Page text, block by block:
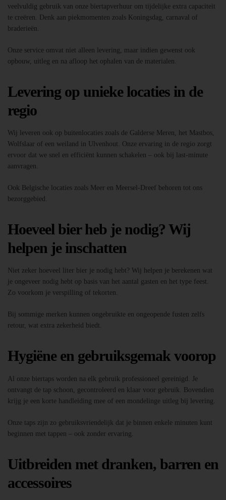
veelvuldig gebruik van onze biertapverhuur om tijdelijke extra capaciteit
te creëren. Denk aan piekmomenten zoals Koningsdag, carnaval of
braderieën.
Onze service omvat niet alleen levering, maar indien gewenst ook
opbouw, uitleg en na afloop het ophalen van de materialen.
Levering op unieke locaties in de
regio
Wij leveren ook op buitenlocaties zoals de Galderse Meren, het Mastbos,
Wolfslaar of een weiland in Ulvenhout. Onze ervaring in de regio zorgt
ervoor dat we snel en efficiënt kunnen schakelen – ook bij last-minute
aanvragen.
Ook Belgische locaties zoals Meer en Meersel-Dreef behoren tot ons
bezorggebied.
Hoeveel bier heb je nodig? Wij
helpen je inschatten
Niet zeker hoeveel liter bier je nodig hebt? Wij helpen je berekenen wat
je ongeveer nodig hebt op basis van het aantal gasten en het type feest.
Zo voorkom je verspilling of tekorten.
Bij sommige merken kunnen ongebruikte en ongeopende fusten zelfs
retour, wat extra zekerheid biedt.
Hygiëne en gebruiksgemak voorop
Al onze biertaps worden na elk gebruik professioneel gereinigd. Je
ontvangt de tap schoon, gecontroleerd en klaar voor gebruik. Bovendien
krijg je een korte handleiding mee of een mondelinge uitleg bij levering.
Onze taps zijn zo gebruiksvriendelijk dat je binnen enkele minuten kunt
beginnen met tappen – ook zonder ervaring.
Uitbreiden met dranken, barren en
accessoires